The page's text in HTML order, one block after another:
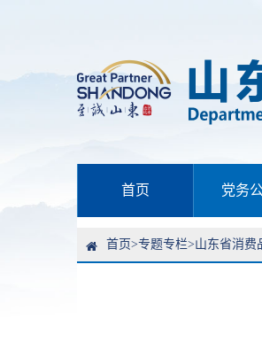
首页 党务
首页>专题专栏>山东省消费